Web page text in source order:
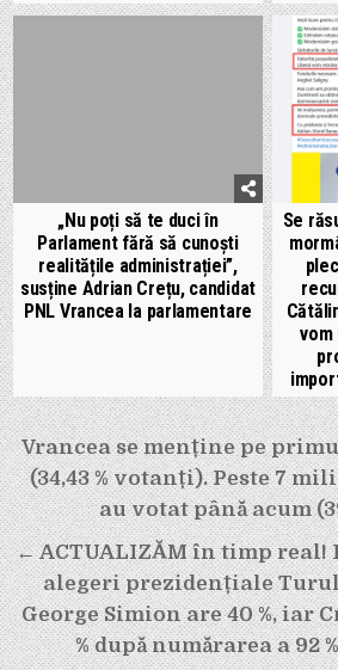
„Nu poți să te duci în
Parlament fără să cunoști
realitățile administrației”,
susține Adrian Crețu, candidat
PNL Vrancea la parlamentare
Se
vom
Navigare
în
articole
Vrancea se menține pe
(34,43 % votanți). Peste 7
au votat până acum
← ACTUALIZĂM în timp real!
alegeri prezidențiale Turul
George Simion are 40 %, iar
% după numărarea a 92